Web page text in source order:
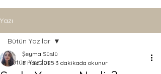
Yazı
Bütün Yazılar
Bütün Yazılar
Şeyma Süslü
8 Haz 2025 3 dakikada okunur